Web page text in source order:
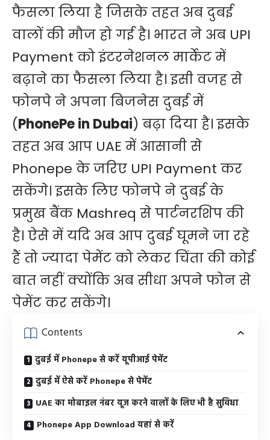
फैसला लिया ​है जिसके तहत अब दुबई
वालों की मौज हो गई है। भारत ने अब UPI
Payment को इंटरनेशनल मार्केट में
बढ़ाने का फैसला लिया है। इसी वजह से
फोनपे ने अपना बिजनेस दुबई में
(PhonePe in Dubai) बढ़ा दिया है। इसके
तहत अब आप UAE में आसानी से
Phonepe के जरिए UPI Payment कर
सकेंगे। इसके लिए फोनपे ने दुबई के
प्रमुख बैंक Mashreq से पार्टनरशिप की
है। ऐसे में यदि अब आप दुबई घूमने जा रहे
हैं तो ज्यादा पेमेंट को लेकर चिंता की कोई
बात नहीं क्योंकि अब सीधा अपने फोन से
पेमेंट कर सकेंगे।
Contents
दुबई में Phonepe से करें यूपीआई पेमेंट
दुबई में ऐसे करें Phonepe से पेमेंट
UAE का मोबाइल नंबर यूज करने वालों के लिए भी है सुविधा
Phonepe App Download यहां से करें